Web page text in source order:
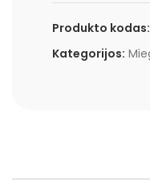
Produkto kodas:
Kategorijos: